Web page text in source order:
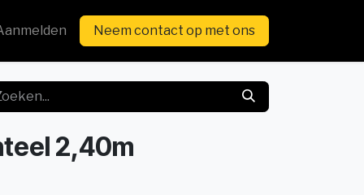
Neem contact op met ons
2,40m